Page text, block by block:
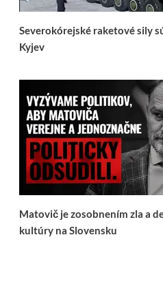
Severokórejské raketové sily
Kyjev
Matovič je zosobnením zla a
kultúry na Slovensku